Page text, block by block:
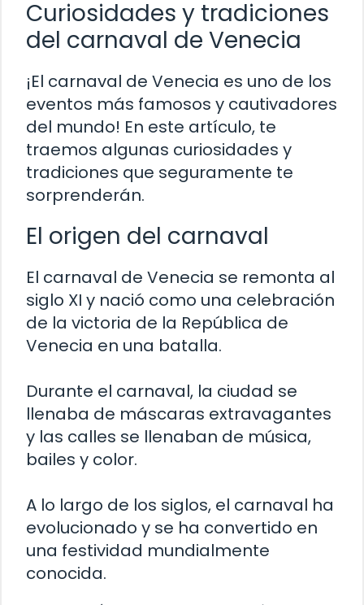
Curiosidades y tradiciones
del carnaval de Venecia
¡El carnaval de Venecia es uno de los
eventos más famosos y cautivadores
del mundo! En este artículo, te
traemos algunas curiosidades y
tradiciones que seguramente te
sorprenderán.
El origen del carnaval
El carnaval de Venecia se remonta al
siglo XI y nació como una celebración
de la victoria de la República de
Venecia en una batalla.
Durante el carnaval, la ciudad se
llenaba de máscaras extravagantes
y las calles se llenaban de música,
bailes y color.
A lo largo de los siglos, el carnaval ha
evolucionado y se ha convertido en
una festividad mundialmente
conocida.